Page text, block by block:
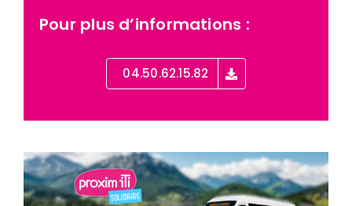
Pour plus d’informations :
04.50.62.15.82